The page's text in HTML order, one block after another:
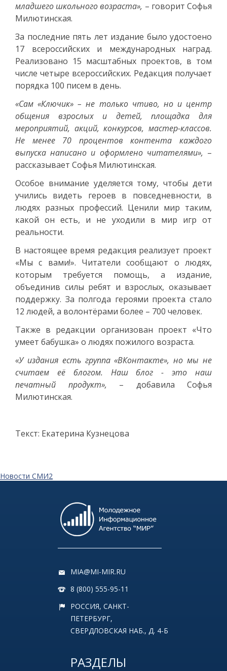
младшего школьного возраста», – говорит Софья
Милютинская.
За последние пять лет издание было удостоено
17 всероссийских и международных наград.
Реализовано 15 масштабных проектов, в том
числе четыре всероссийских. Редакция получает
порядка 100 писем в день.
«Сам «Ключик» – не только чтиво, но и центр
общения взрослых и детей, площадка для
мероприятий, акций, конкурсов, мастер-классов.
Не менее 70 процентов контента каждого
выпуска написано и оформлено читателями», –
рассказывает Софья Милютинская.
Особое внимание уделяется тому, чтобы дети
учились видеть героев в повседневности, в
людях разных профессий. Ценили мир таким,
какой он есть, и не уходили в мир игр от
реальности.
В настоящее время редакция реализует проект
«Мы с вами!». Читатели сообщают о людях,
которым требуется помощь, а издание,
объединив силы ребят и взрослых, оказывает
поддержку. За полгода героями проекта стало
12 людей, а волонтёрами более – 700 человек.
Также в редакции организован проект «Что
умеет бабушка» о людях пожилого возраста.
«У издания есть группа «ВКонтакте», но мы не
считаем её блогом. Наш блог - это наш
печатный продукт», – добавила Софья
Милютинская.
Текст: Екатерина Кузнецова
Новости СМИ2
MIA@MI-MIR.RU
8 (800) 555-95-11
РОССИЯ, САНКТ-
ПЕТЕРБУРГ,
СВЕРДЛОВСКАЯ НАБ., Д. 4-Б
РАЗДЕЛЫ